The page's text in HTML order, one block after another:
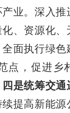
业。深入推
、资源化、
全面执行绿色
点， 促进乡
四是统筹交
提高新能源